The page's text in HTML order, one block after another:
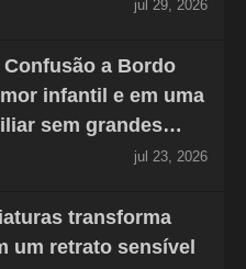
jul 29, 2026
a Bordo
infantil e em uma
sem grandes…
jul 23, 2026
transforma
um retrato sensível